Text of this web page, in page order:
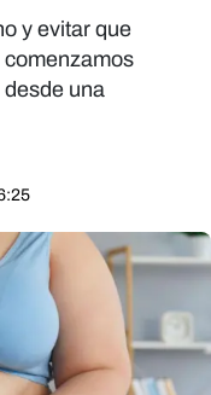
y evitar que
comenzamos
una